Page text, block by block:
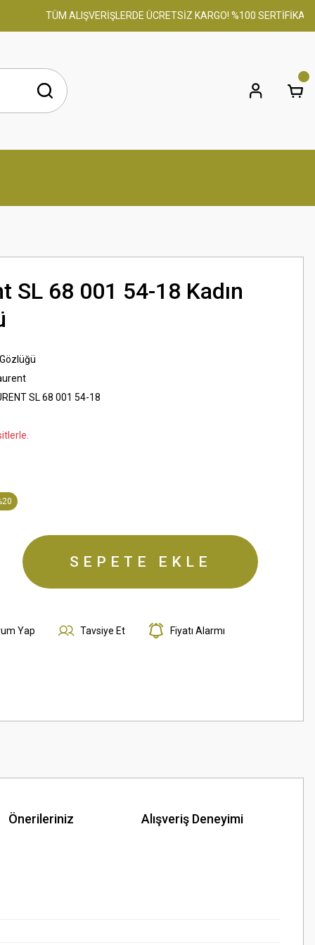
TÜM ALIŞVERİŞLERDE ÜCRETSİZ KARGO! %100 SERTİFİKALI
SL 68 001 54-18 Kadın
SL 68 001 54-18
SEPETE EKLE
Yap Tavsiye Et Fiyatı Alarmı
Önerileriniz Alışveriş Deneyimi